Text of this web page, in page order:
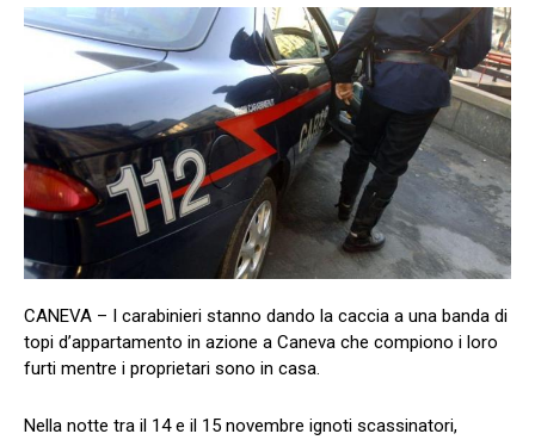
CANEVA – I carabinieri stanno dando la caccia a una banda di
topi d’appartamento in azione a Caneva che compiono i loro
furti mentre i proprietari sono in casa.
Nella notte tra il 14 e il 15 novembre ignoti scassinatori,